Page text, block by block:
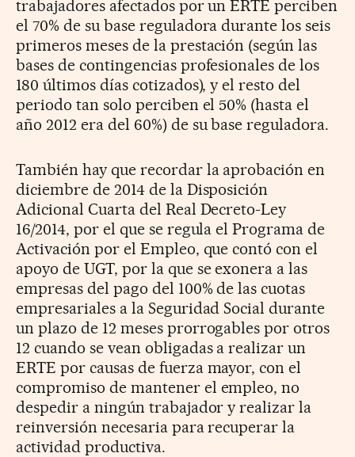
trabajadores afectados por un ERTE perciben
el 70% de su base reguladora durante los seis
primeros meses de la prestación (según las
bases de contingencias profesionales de los
180 últimos días cotizados), y el resto del
periodo tan solo perciben el 50% (hasta el
año 2012 era del 60%) de su base reguladora.
También hay que recordar la aprobación en
diciembre de 2014 de la Disposición
Adicional Cuarta del Real Decreto-Ley
16/2014, por el que se regula el Programa de
Activación por el Empleo, que contó con el
apoyo de UGT, por la que se exonera a las
empresas del pago del 100% de las cuotas
empresariales a la Seguridad Social durante
un plazo de 12 meses prorrogables por otros
12 cuando se vean obligadas a realizar un
ERTE por causas de fuerza mayor, con el
compromiso de mantener el empleo, no
despedir a ningún trabajador y realizar la
reinversión necesaria para recuperar la
actividad productiva.